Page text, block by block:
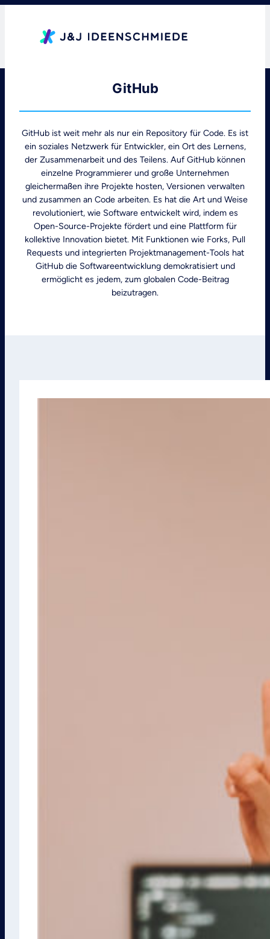
GitHub
GitHub ist weit mehr als nur ein Repository für Code. Es ist
ein soziales Netzwerk für Entwickler, ein Ort des Lernens,
der Zusammenarbeit und des Teilens. Auf GitHub können
einzelne Programmierer und große Unternehmen
gleichermaßen ihre Projekte hosten, Versionen verwalten
und zusammen an Code arbeiten. Es hat die Art und Weise
revolutioniert, wie Software entwickelt wird, indem es
Open-Source-Projekte fördert und eine Plattform für
kollektive Innovation bietet. Mit Funktionen wie Forks, Pull
Requests und integrierten Projektmanagement-Tools hat
GitHub die Softwareentwicklung demokratisiert und
ermöglicht es jedem, zum globalen Code-Beitrag
beizutragen.